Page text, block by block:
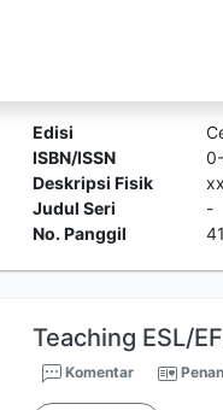
Edisi
ISBN/ISSN
Deskripsi Fisik
Judul Seri
-
No. Panggil
Teaching ESL/
Komentar